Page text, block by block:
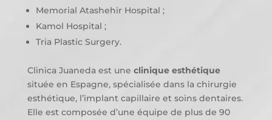
Memorial Atashehir Hospital ;
Kamol Hospital ;
Tria Plastic Surgery.
Clinica Juaneda est une clinique esthétique
située en Espagne, spécialisée dans la chirurgie
esthétique, l’implant capillaire et soins dentaires.
Elle est composée d’une équipe de plus de 90